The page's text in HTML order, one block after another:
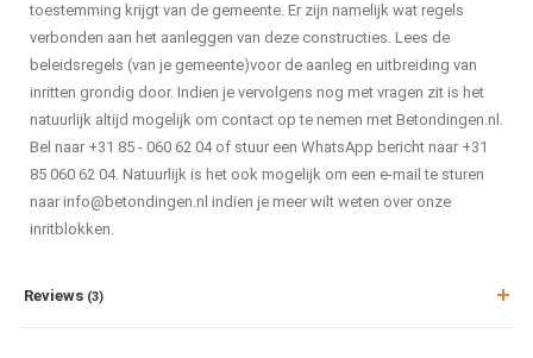
toestemming krijgt van de gemeente. Er zijn namelijk wat regels
verbonden aan het aanleggen van deze constructies. Lees de
beleidsregels (van je gemeente)voor de aanleg en uitbreiding van
inritten grondig door. Indien je vervolgens nog met vragen zit is het
natuurlijk altijd mogelijk om contact op te nemen met Betondingen.nl.
Bel naar +31 85 - 060 62 04 of stuur een WhatsApp bericht naar +31
85 060 62 04. Natuurlijk is het ook mogelijk om een e-mail te sturen
naar info@betondingen.nl indien je meer wilt weten over onze
inritblokken.
Reviews (3)